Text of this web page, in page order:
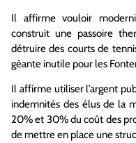
Il affirme vouloir
construit une passoire
détruire des courts de
géante inutile pour les
Il affirme utiliser l’argent
indemnités des élus de la
20% et 30% du coût des
de mettre en place une